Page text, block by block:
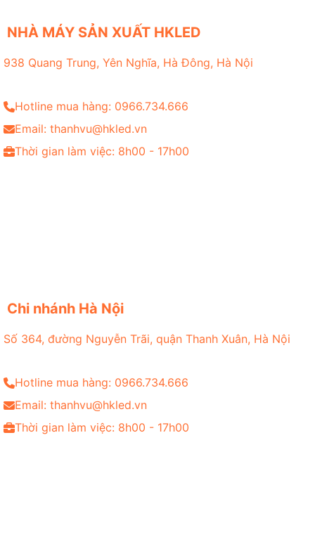
NHÀ MÁY SẢN XUẤT HKLED
938 Quang Trung, Yên Nghĩa, Hà Đông, Hà Nội
Hotline mua hàng: 0966.734.666
Email: thanhvu@hkled.vn
Thời gian làm việc: 8h00 - 17h00
Chi nhánh Hà Nội
Số 364, đường Nguyễn Trãi, quận Thanh Xuân, Hà Nội
Hotline mua hàng: 0966.734.666
Email: thanhvu@hkled.vn
Thời gian làm việc: 8h00 - 17h00